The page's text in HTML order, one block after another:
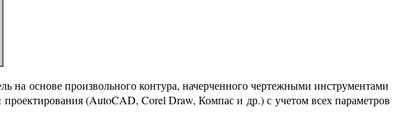
на основе произвольного контура, начерченного чертежными инструментами
(AutoCAD, Corel Draw, Компас и др.) с учетом всех параметров